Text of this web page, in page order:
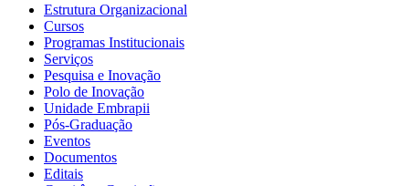
Estrutura Organizacional
Cursos
Programas Institucionais
Serviços
Pesquisa e Inovação
Polo de Inovação
Unidade Embrapii
Pós-Graduação
Eventos
Documentos
Editais